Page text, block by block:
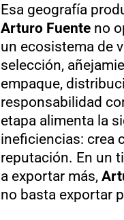
Esa geografía
Arturo Fuenteno
un ecosistema de
selección,
empaque,
responsabilidad
etapa alimenta la
ineficiencias: crea
reputación. En un
a exportar más,
no basta exportar